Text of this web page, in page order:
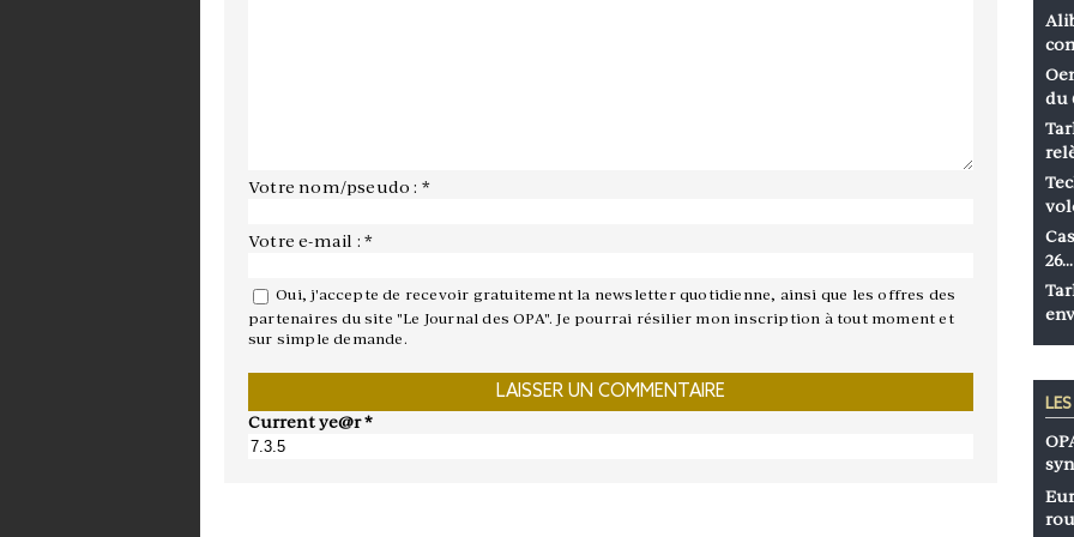
Votre nom/pseudo : *
Votre e-mail : *
Oui, j'accepte de recevoir gratuitement la newsletter quotidienne, ainsi que les offres des
partenaires du site "Le Journal des OPA". Je pourrai résilier mon inscription à tout moment et
sur simple demande.
Current ye@r*
du
26…